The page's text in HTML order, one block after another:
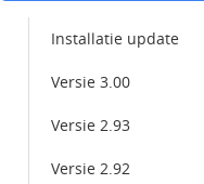
Installatie update
Versie 3.00
Versie 2.93
Versie 2.92